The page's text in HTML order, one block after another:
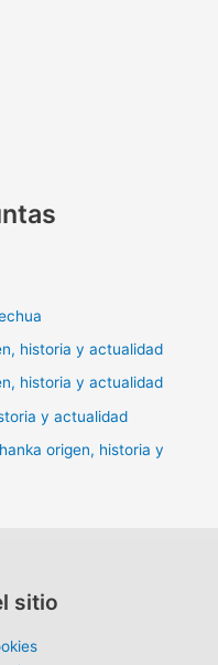
historia y actualidad
historia y actualidad
y actualidad
origen, historia y
sitio